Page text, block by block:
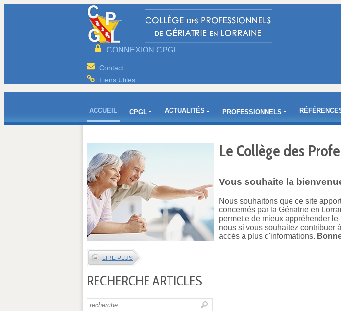
CONNEXION CPGL
Contact
Liens Utiles
ACCUEIL CPGL ACTUALITÉS PROFESSIONNELS
Le Collège des
Vous souhaite la
Nous souhaitons que ce site
concernés par la Gériatrie en
permette de mieux appréhender
nous si vous souhaitez contribuer
accès à plus d'informations.
LIRE PLUS
RECHERCHE ARTICLES